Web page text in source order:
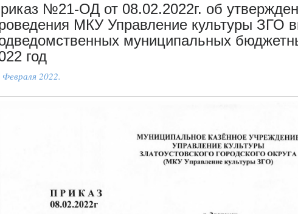
№21-ОД от 08.02.2022г. об
МКУ Управление культуры ЗГО
муниципальных
год
Февраля 2022.